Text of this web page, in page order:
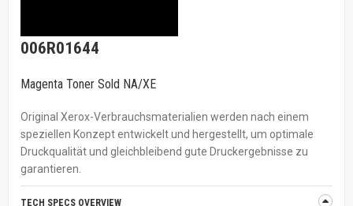
006R01644
Magenta Toner Sold NA/XE
Original Xerox-Verbrauchsmaterialien werden nach einem
speziellen Konzept entwickelt und hergestellt, um optimale
Druckqualität und gleichbleibend gute Druckergebnisse zu
garantieren.
TECH SPECS OVERVIEW